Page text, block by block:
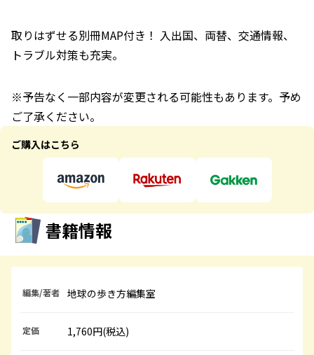
取りはずせる別冊MAP付き！ 入出国、両替、交通情報、
トラブル対策も充実。
※予告なく一部内容が変更される可能性もあります。予め
ご了承ください。
ご購入はこちら
書籍情報
編集/著者 地球の歩き方編集室
定価 1,760円(税込)